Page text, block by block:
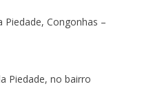
Piedade, Congonhas –
Piedade, no bairro